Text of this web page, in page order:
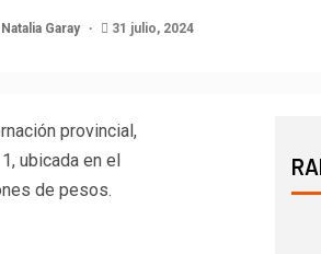
Natalia Garay 31 julio, 2024
provincial,
ubicada en el
de pesos.